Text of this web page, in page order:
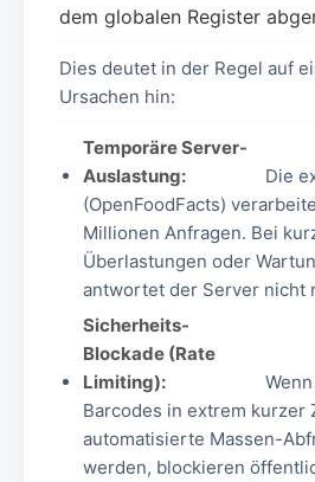
dem globalen Register
Dies deutet in der Regel auf
Ursachen hin:
Temporäre Server-
Auslastung:
Die
(OpenFoodFacts)
Millionen Anfragen. Bei
Überlastungen oder
antwortet der Server nicht
Sicherheits-
Blockade (Rate
Limiting):
Barcodes in extrem kurzer
automatisierte Massen-
werden, blockieren